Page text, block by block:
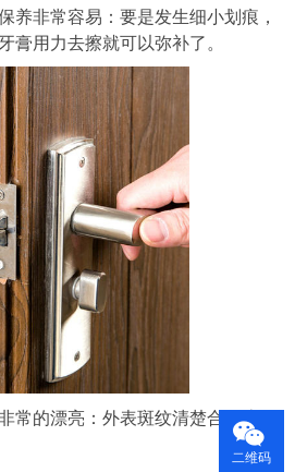
非常容易：要是发生细小划痕，
膏用力去擦就可以弥补了。
的漂亮：外表斑纹清楚合理流
二维码